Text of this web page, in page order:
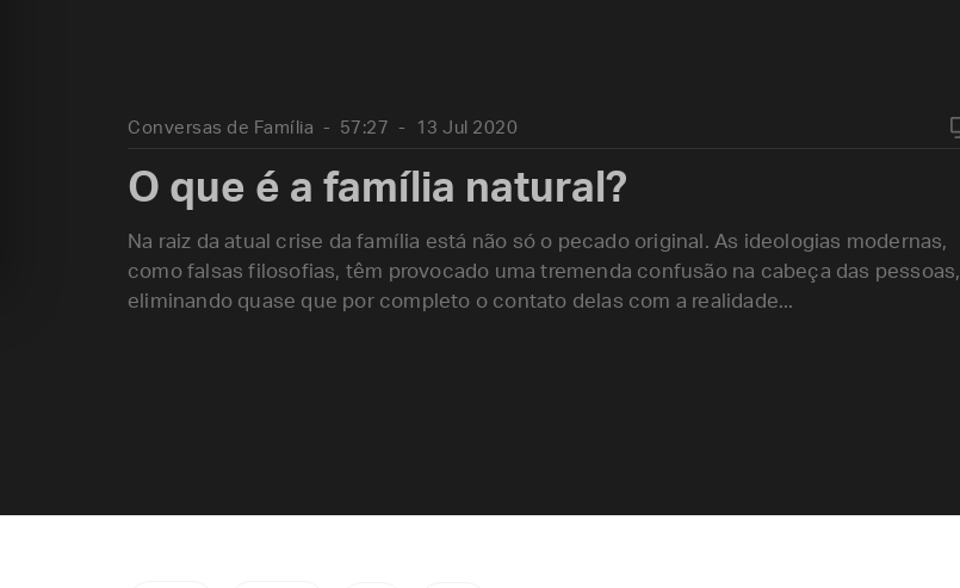
Conversas de Família 57:27 13 Jul 2020
O que é a família natural?
Na raiz da atual crise da família está não só o pecado original. As ideologias modernas,
como falsas filosofias, têm provocado uma tremenda confusão na cabeça das pessoas,
eliminando quase que por completo o contato delas com a realidade...